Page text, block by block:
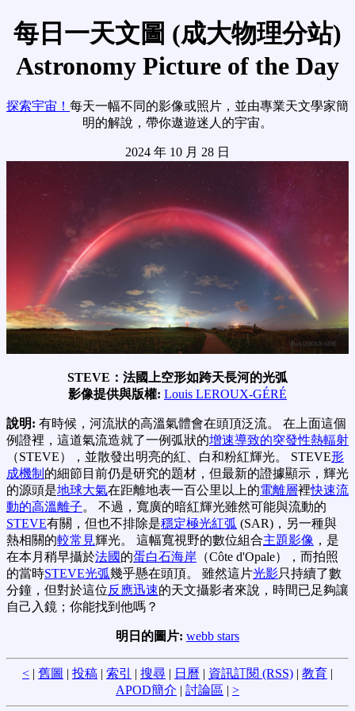
每日一天文圖 (成大物理分站)
Astronomy Picture of the Day
探索宇宙！ 每天一幅不同的影像或照片，並由專業天文學家簡
明的解說，帶你遨遊迷人的宇宙。
2024 年 10 月 28 日
STEVE：法國上空形如跨天長河的光弧
影像提供與版權: Louis LEROUX-GÉRÉ
說明: 有時候，河流狀的高溫氣體會在頭頂泛流。 在上面這個
例證裡，這道氣流造就了一例弧狀的增速導致的突發性熱輻射
（STEVE），並散發出明亮的紅、白和粉紅輝光。 STEVE形
成機制 的細節目前仍是研究的題材，但最新的證據顯示，輝光
的源頭是地球大氣在距離地表一百公里以上的電離層裡快速流
動的高溫離子。 不過，寬廣的暗紅輝光雖然可能與流動的
STEVE有關，但也不排除是穩定極光紅弧 (SAR)，另一種與
熱相關的較常見輝光。 這幅寬視野的數位組合主題影像 ，是
在本月稍早攝於法國的蛋白石海岸 （Côte d'Opale），而拍照
的當時STEVE光弧幾乎懸在頭頂。 雖然這片光影只持續了數
分鐘，但對於這位反應迅速的天文攝影者來說，時間已足夠讓
自己入鏡；你能找到他嗎？
明日的圖片: webb stars
< | 舊圖 | 投稿 | 索引 | 搜尋 | 日曆 | 資訊訂閱 (RSS) | 教育 |
APOD簡介 | 討論區 | >